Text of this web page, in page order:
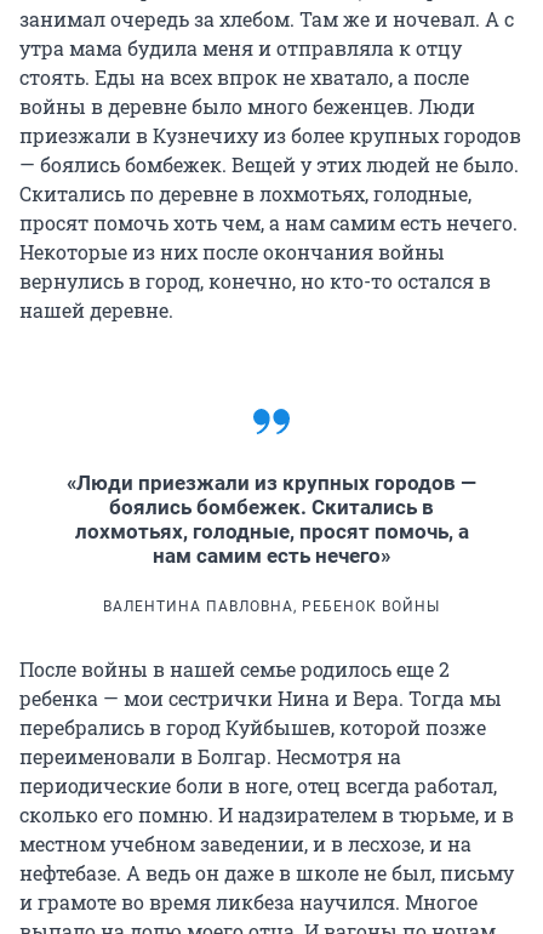
занимал очередь за хлебом. Там же и ночевал. А с
утра мама будила меня и отправляла к отцу
стоять. Еды на всех впрок не хватало, а после
войны в деревне было много беженцев. Люди
приезжали в Кузнечиху из более крупных городов
— боялись бомбежек. Вещей у этих людей не было.
Скитались по деревне в лохмотьях, голодные,
просят помочь хоть чем, а нам самим есть нечего.
Некоторые из них после окончания войны
вернулись в город, конечно, но кто-то остался в
нашей деревне.
«Люди приезжали из крупных городов —
боялись бомбежек. Скитались в
лохмотьях, голодные, просят помочь, а
нам самим есть нечего»
ВАЛЕНТИНА ПАВЛОВНА, РЕБЕНОК ВОЙНЫ
После войны в нашей семье родилось еще 2
ребенка — мои сестрички Нина и Вера. Тогда мы
перебрались в город Куйбышев, которой позже
переименовали в Болгар. Несмотря на
периодические боли в ноге, отец всегда работал,
сколько его помню. И надзирателем в тюрьме, и в
местном учебном заведении, и в лесхозе, и на
нефтебазе. А ведь он даже в школе не был, письму
и грамоте во время ликбеза научился. Многое